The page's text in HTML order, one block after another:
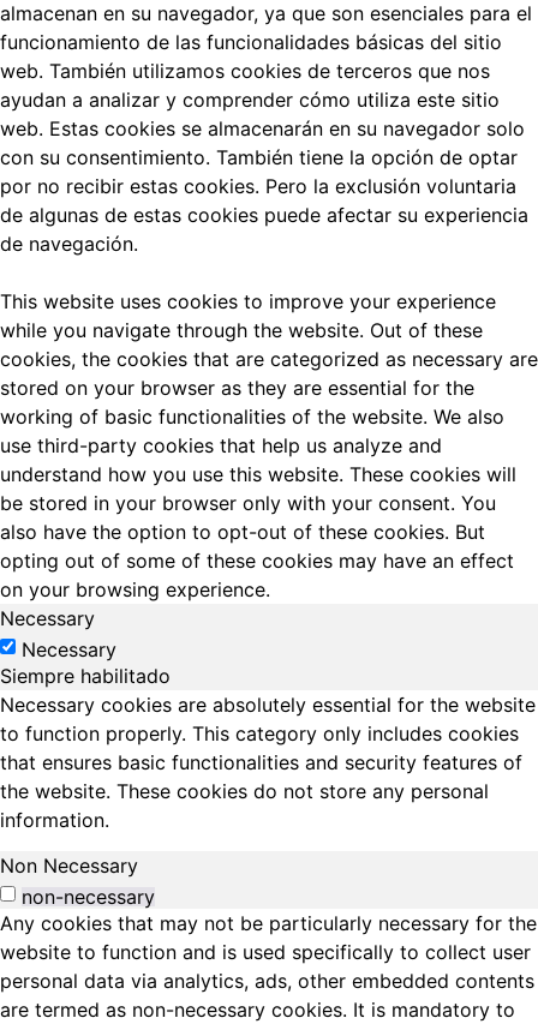
almacenan en su navegador, ya que son esenciales para el
funcionamiento de las funcionalidades básicas del sitio
web. También utilizamos cookies de terceros que nos
ayudan a analizar y comprender cómo utiliza este sitio
web. Estas cookies se almacenarán en su navegador solo
con su consentimiento. También tiene la opción de optar
por no recibir estas cookies. Pero la exclusión voluntaria
de algunas de estas cookies puede afectar su experiencia
de navegación.
This website uses cookies to improve your experience
while you navigate through the website. Out of these
cookies, the cookies that are categorized as necessary are
stored on your browser as they are essential for the
working of basic functionalities of the website. We also
use third-party cookies that help us analyze and
understand how you use this website. These cookies will
be stored in your browser only with your consent. You
also have the option to opt-out of these cookies. But
opting out of some of these cookies may have an effect
on your browsing experience.
Necessary
Necessary
Siempre habilitado
Necessary cookies are absolutely essential for the website
to function properly. This category only includes cookies
that ensures basic functionalities and security features of
the website. These cookies do not store any personal
information.
Non Necessary
non-necessary
Any cookies that may not be particularly necessary for the
website to function and is used specifically to collect user
personal data via analytics, ads, other embedded contents
are termed as non-necessary cookies. It is mandatory to